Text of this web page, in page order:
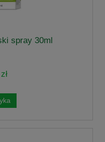
spray 30ml